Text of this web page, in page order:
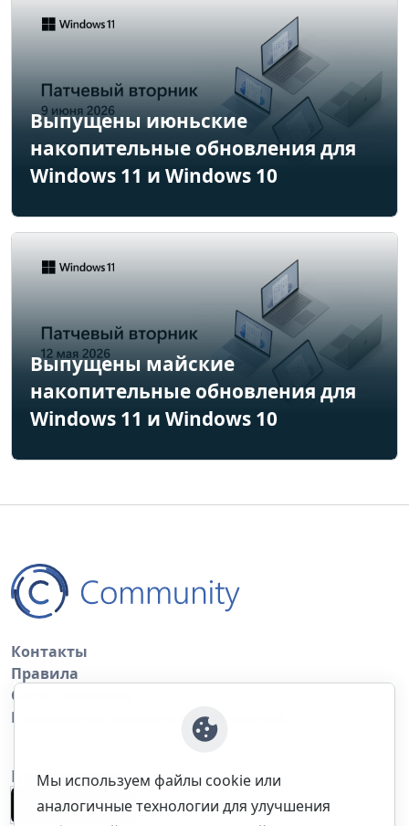
Выпущены июньские
накопительные обновления для
Windows 11 и Windows 10
Выпущены майские
накопительные обновления для
Windows 11 и Windows 10
Контакты
Правила
Обратная связь
Правила копирования материалов
Приложение
Мы используем файлы cookie или
аналогичные технологии для улучшения